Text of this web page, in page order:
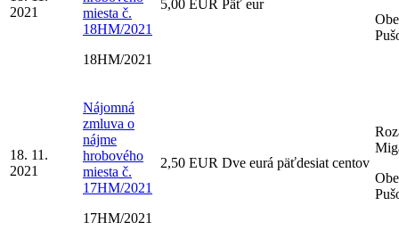
2021
miesta č.
18HM/2021
18HM/2021
5,00 EUR Päť eur
18. 11.
2021
Nájomná
zmluva o
nájme
hrobového
miesta č.
17HM/2021
17HM/2021
2,50 EUR Dve eurá päťdesiat centov